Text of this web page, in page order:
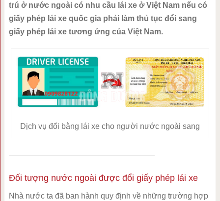
trú ở nước ngoài có nhu cầu lái xe ở Việt Nam nếu có
giấy phép lái xe quốc gia phải làm thủ tục đổi sang
giấy phép lái xe tương ứng của Việt Nam.
Dịch vụ đổi bằng lái xe cho người nước ngoài sang
Đối tượng nước ngoài được đổi giấy phép lái xe
Nhà nước ta đã ban hành quy định về những trường hợp